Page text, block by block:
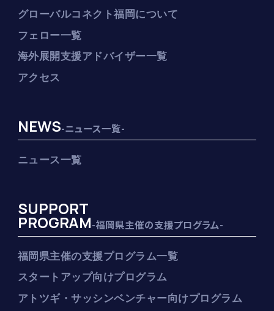
グローバルコネクト福岡について
フェロー一覧
海外展開支援アドバイザー一覧
アクセス
NEWS-ニュース一覧-
ニュース一覧
SUPPORT
PROGRAM-福岡県主催の支援プログラム-
福岡県主催の支援プログラム一覧
スタートアップ向けプログラム
アトツギ・サッシンベンチャー向けプログラム